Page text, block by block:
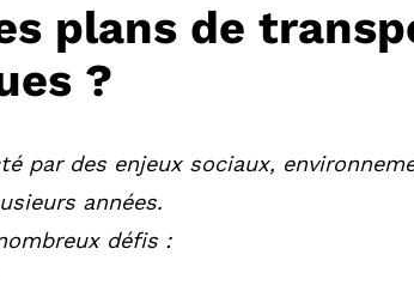
plans de
?
par des enjeux sociaux,
années.
défis :